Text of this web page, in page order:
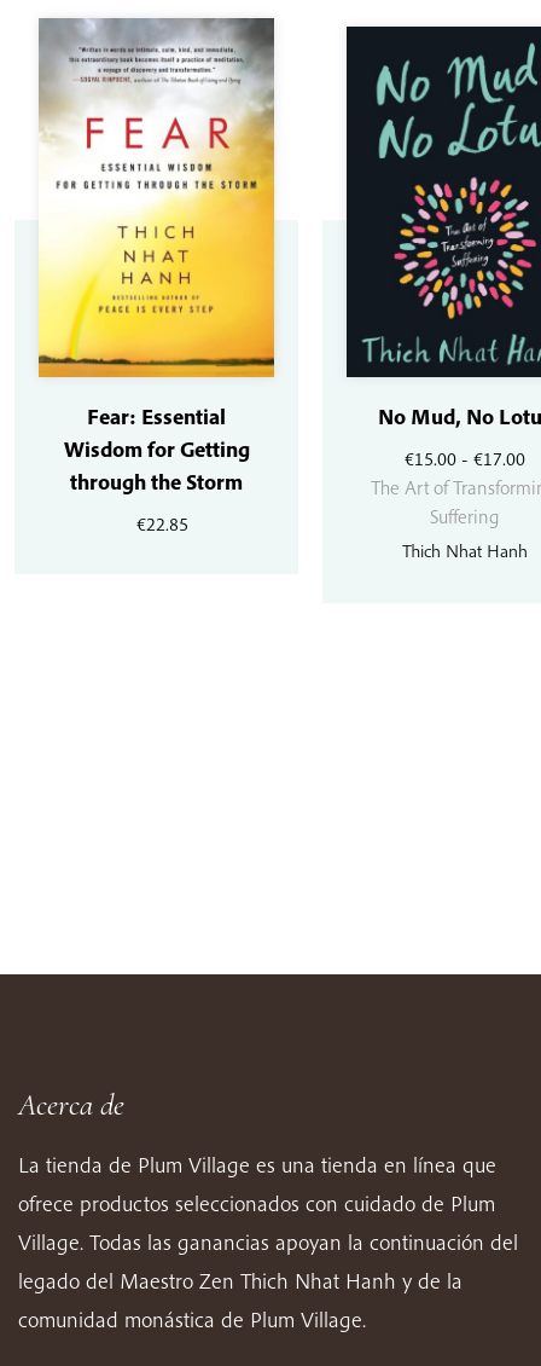
€22.85
Fear: Essential
Wisdom for Getting
through the Storm
€15.00 - €17.00
No Mud, No
The Art of
Suffering
Thich Nhat Hanh
Acerca de
La tienda de Plum Village es una tienda en línea que
ofrece productos seleccionados con cuidado de Plum
Village. Todas las ganancias apoyan la continuación del
legado del Maestro Zen Thich Nhat Hanh y de la
comunidad monástica de Plum Village.